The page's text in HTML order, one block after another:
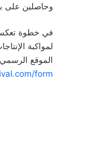
وحاصلين على
في خطوة تعكس
الموقع
form/